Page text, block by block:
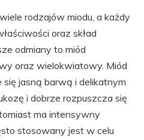
rodzajów miodu, a każdy
oraz skład
odmiany to miód
oraz wielokwiatowy. Miód
jasną barwą i delikatnym
i dobrze rozpuszcza się
ma intensywny
stosowany jest w celu